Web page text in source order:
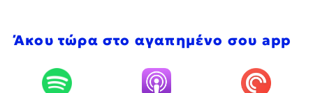
Άκου τώρα στο αγαπημένο σου app